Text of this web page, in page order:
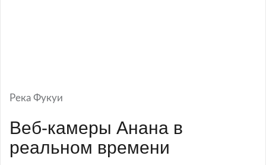
Река Фукуи
Веб-камеры Анана в
реальном времени